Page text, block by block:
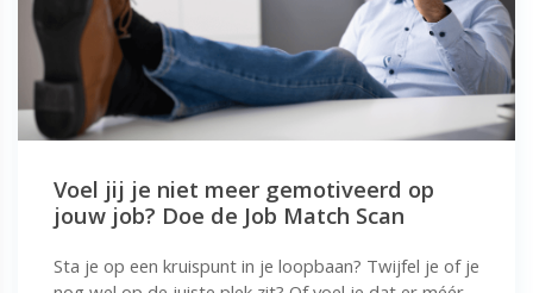
Voel jij je niet meer gemotiveerd op
jouw job? Doe de Job Match Scan
Sta je op een kruispunt in je loopbaan? Twijfel je of je